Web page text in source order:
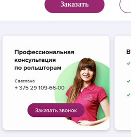
Заказать